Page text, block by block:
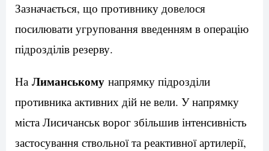
Зазначається, що противнику довелося
посилювати угруповання введенням в операцію
підрозділів резерву.
На Лиманському напрямку підрозділи
противника активних дій не вели. У напрямку
міста Лисичанськ ворог збільшив інтенсивність
застосування ствольної та реактивної артилерії,